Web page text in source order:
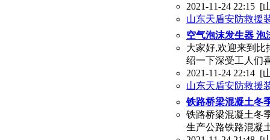
2021-11-24 22:15 [
山东天盾安防救援
空气泡沫发生器 泡
大家好,欢迎来到比
绍一下深受工人们
2021-11-24 22:14 [
山东天盾安防救援
铁路桥梁混凝土冬
铁路桥梁混凝土冬
生产公路铁路混凝